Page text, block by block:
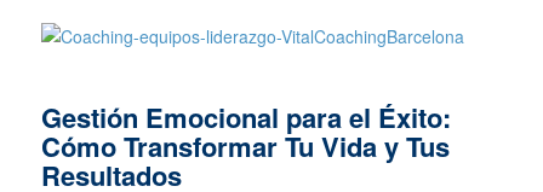
Gestión Emocional para el Éxito:
Cómo Transformar Tu Vida y Tus
Resultados